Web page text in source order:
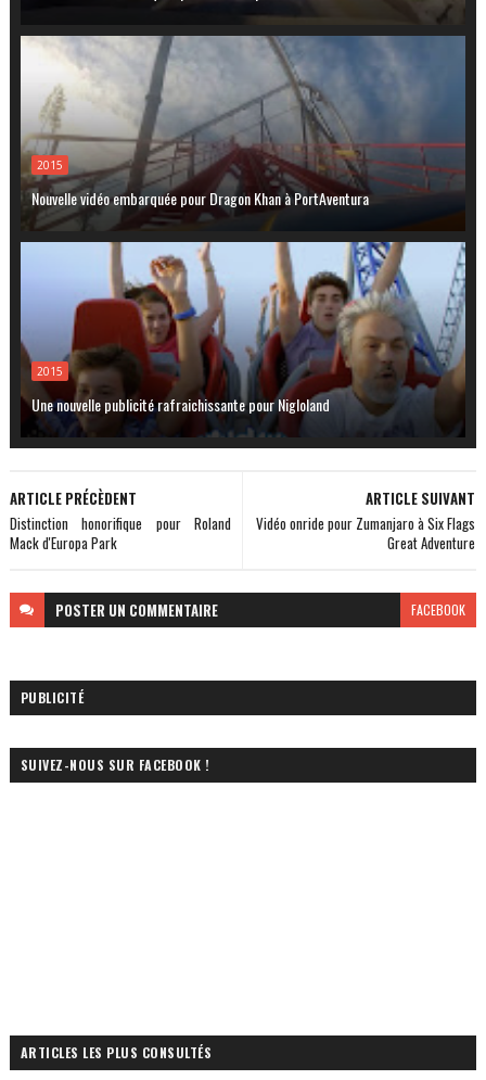
2015
Nouvelle vidéo embarquée pour Dragon Khan à PortAventura
2015
Une nouvelle publicité rafraichissante pour Nigloland
ARTICLE SUIVANT
Vidéo onride pour Zumanjaro à Six Flags
Great Adventure
ARTICLE PRÉCÈDENT
Distinction honorifique pour Roland
Mack d'Europa Park
POSTER UN COMMENTAIRE FACEBOOK
PUBLICITÉ
SUIVEZ-NOUS SUR FACEBOOK !
ARTICLES LES PLUS CONSULTÉS